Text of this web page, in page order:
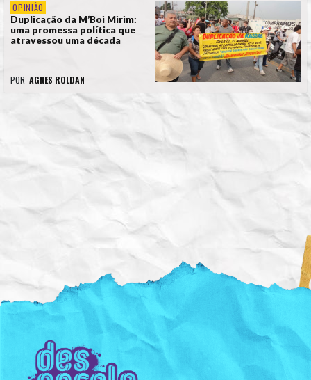
OPINIÃO
Duplicação da M’Boi Mirim:
uma promessa política que
atravessou uma década
POR AGNES ROLDAN